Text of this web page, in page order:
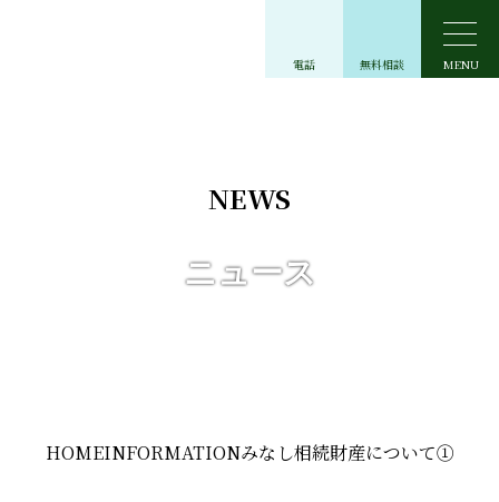
一般社団法
MENU
無料相談
電話
NEWS
ニュース
HOMEINFORMATIONみなし相続財産について①